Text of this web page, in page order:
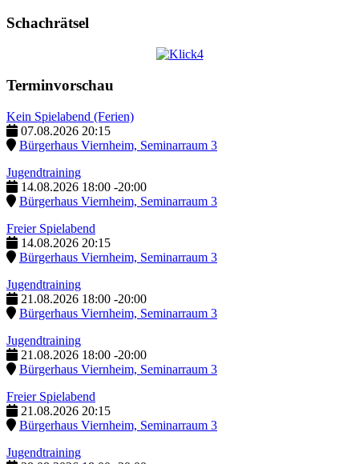
Schachrätsel
Terminvorschau
Kein Spielabend (Ferien)
07.08.2026 20:15
Bürgerhaus Viernheim, Seminarraum 3
Jugendtraining
14.08.2026 18:00 -20:00
Bürgerhaus Viernheim, Seminarraum 3
Freier Spielabend
14.08.2026 20:15
Bürgerhaus Viernheim, Seminarraum 3
Jugendtraining
21.08.2026 18:00 -20:00
Bürgerhaus Viernheim, Seminarraum 3
Jugendtraining
21.08.2026 18:00 -20:00
Bürgerhaus Viernheim, Seminarraum 3
Freier Spielabend
21.08.2026 20:15
Bürgerhaus Viernheim, Seminarraum 3
Jugendtraining